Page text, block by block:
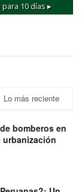
10 días ▸
Lo más reciente
bomberos en
urbanización